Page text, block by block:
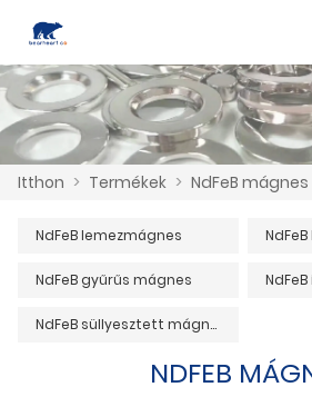
Itthon > Termékek > NdFeB mágnes
NdFeB lemezmágnes
NdFeB gyűrűs mágnes
NdFeB süllyesztett mágnes
NDFEB